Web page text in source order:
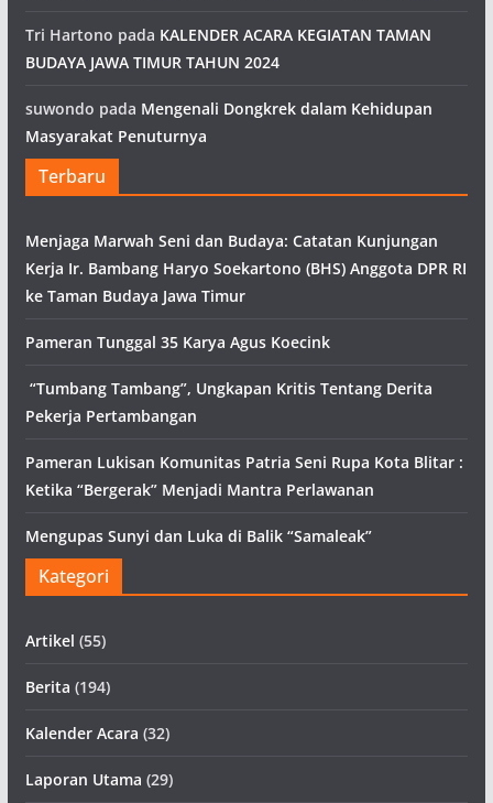
Tri Hartono pada KALENDER ACARA KEGIATAN TAMAN
BUDAYA JAWA TIMUR TAHUN 2024
suwondo pada Mengenali Dongkrek dalam Kehidupan
Masyarakat Penuturnya
Terbaru
Menjaga Marwah Seni dan Budaya: Catatan Kunjungan
Kerja Ir. Bambang Haryo Soekartono (BHS) Anggota DPR RI
ke Taman Budaya Jawa Timur
Pameran Tunggal 35 Karya Agus Koecink
“Tumbang Tambang”, Ungkapan Kritis Tentang Derita
Pekerja Pertambangan
Pameran Lukisan Komunitas Patria Seni Rupa Kota Blitar :
Ketika “Bergerak” Menjadi Mantra Perlawanan
Mengupas Sunyi dan Luka di Balik “Samaleak”
Kategori
Artikel (55)
Berita (194)
Kalender Acara (32)
Laporan Utama (29)